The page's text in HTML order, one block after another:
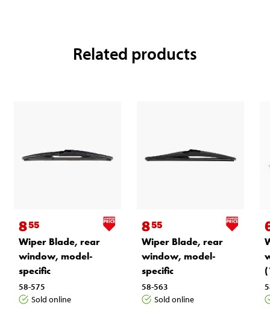
Related products
855
Wiper Blade, rear
window, model-
specific
58-575
Sold online
855
Wiper Blade, rear
window, model-
specific
58-563
Sold online